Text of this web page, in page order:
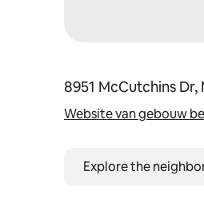
8951 McCutchins Dr,
Website van gebouw
Explore the